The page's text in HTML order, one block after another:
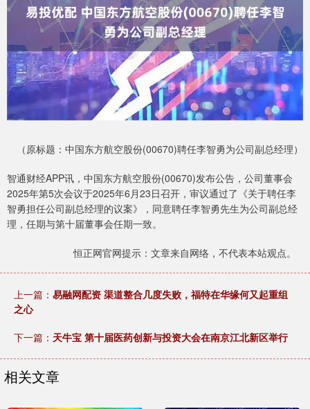
（原标题：中国东方航空股份(00670)聘任李智勇为公司副总经理）
智通财经APP讯，中国东方航空股份(00670)发布公告，公司董事会
2025年第5次会议于2025年6月23日召开，审议通过了《关于聘任李
智勇担任公司副总经理的议案》，同意聘任李智勇先生为公司副总经
理，任期与第十届董事会任期一致。
恒正网官网提示：文章来自网络，不代表本站观点。
上一篇： 易融网配资 渠道整合几度失败，福特在华缘何又起重组
之心
下一篇： 天牛宝 第十届医药创新与投资大会在南京江北新区举行
相关文章